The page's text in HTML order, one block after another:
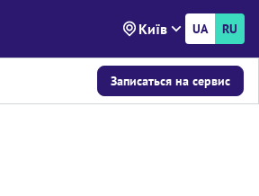
Київ UA RU
Записаться на сервис